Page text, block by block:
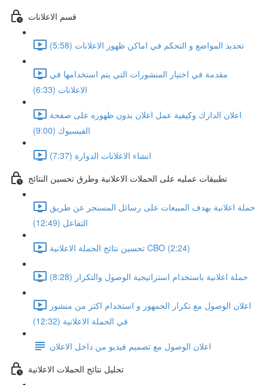
قسم الاعلانات
تحديد المواضع و التحكم في اماكن ظهور الاعلانات (5:58)
مقدمة في اختيار المنشورات التي يتم استخدامها في
الاعلانات (6:33)
اعلان الدارك وكيفية عمل اعلان بدون ظهوره على صفحة
الفيسبوك (9:00)
انشاء الاعلانات الدوارة (7:37)
تطبيقات عمليه على الحملات الاعلانية وطرق تحسين النتائج
حملة اعلانية بهدف المبيعات على رسائل المسنجر عن طريق
التفاعل (12:49)
تحسين نتائج الحملة الاعلانية CBO (2:24)
حملة اعلانية باستخدام استراتيجية الوصول والتكرار (8:28)
اعلان الوصول مع تكرار الجمهور و استخدام اكثر من منشور
في الحملة الاعلانية (12:32)
اعلان الوصول مع تصميم فيديو من داخل الاعلان
تحليل نتائج الحملات الاعلانية